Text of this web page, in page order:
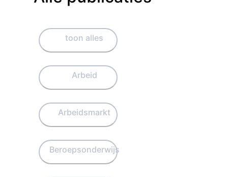
toon alles
Arbeid
Arbeidsmarkt
Beroepsonderwijs